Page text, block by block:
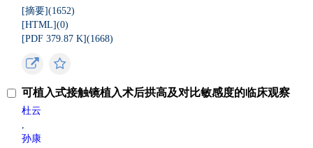
[摘要](1652)
[HTML](0)
[PDF 379.87 K](1668)
可植入式接触镜植入术后拱高及对比敏感度的临床观察
杜云
,
孙康